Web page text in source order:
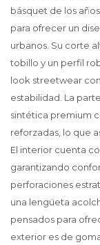
básquet de los
para ofrecer un
urbanos. Su corte
tobillo y un perfil
look streetwear
estabilidad. La
sintética premium
reforzadas, lo que
El interior cuenta
garantizando
perforaciones
una lengüeta
pensados para
exterior es de